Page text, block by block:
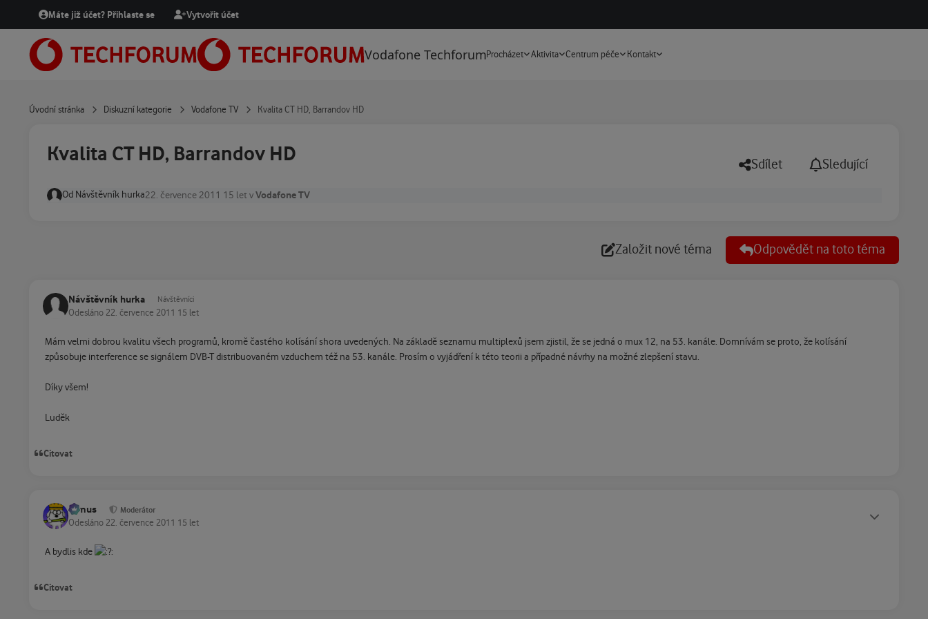
Přejít na obsah
Máte již účet? Přihlaste se Vytvořit účet
Vodafone TechforumProcházet Aktivita Centrum péče Kontakt
Úvodní stránka Diskuzní kategorie Vodafone TV Kvalita CT HD, Barrandov HD
Kvalita CT HD, Barrandov HD Sdílet Sledující
Od Návštěvník hurka22. července 2011 15 let vVodafone TV
Založit nové téma Odpovědět na toto téma
Návštěvník hurka Návštěvníci
Odesláno 22. července 2011 15 let
Mám velmi dobrou kvalitu všech programů, kromě častého kolísání shora uvedených. Na základě seznamu multiplexů jsem zjistil, že se jedná o mux 12, na 53. kanále. Domnívám se proto, že kolísání
způsobuje interference se signálem DVB-T distribuovaném vzduchem též na 53. kanále. Prosím o vyjádření k této teorii a případné návrhy na možné zlepšení stavu.
Díky všem!
Luděk
Citovat
tomus Moderátor
Odesláno 22. července 2011 15 let
A bydlis kde
Citovat